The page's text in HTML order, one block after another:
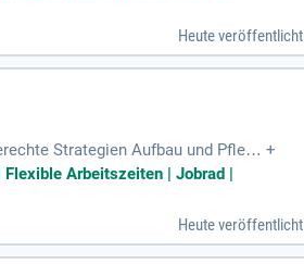
Heute veröffentlicht
Strategien Aufbau und Pflege
aufzubauen
+
Arbeitszeiten | Jobrad |
Heute veröffentlicht